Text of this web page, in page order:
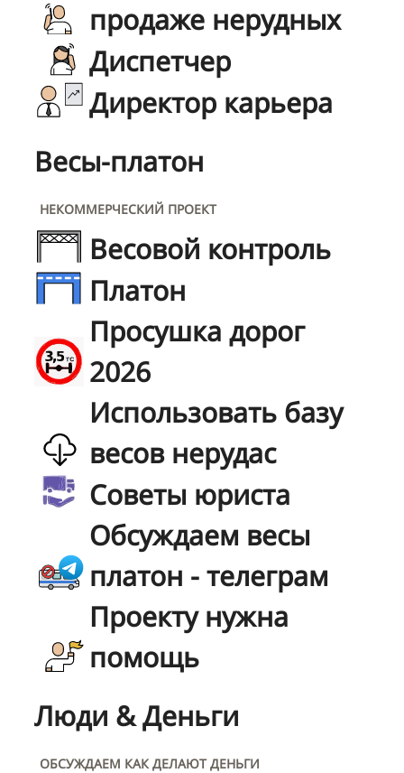
продаже нерудных
Диспетчер
Директор карьера
Весы-платон
НЕКОММЕРЧЕСКИЙ ПРОЕКТ
Весовой контроль
Платон
Просушка дорог
2026
Использовать базу
весов нерудас
Советы юриста
Обсуждаем весы
платон - телеграм
Проекту нужна
помощь
Люди & Деньги
ОБСУЖДАЕМ КАК ДЕЛАЮТ ДЕНЬГИ